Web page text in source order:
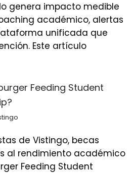
genera impacto medible
académico, alertas
unificada que
Este artículo
Feeding Student
de Vistingo, becas
al rendimiento académico
Feeding Student